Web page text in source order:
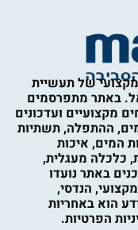
של תעשיית
באתר מתפרסמים
מקצועיים ועדכונים
ההתפלה, תשתיות
המים, איכות
כלכלה מעגלית,
באתר נועדו
הנדסי,
הוא באחריות
הפרטיות.